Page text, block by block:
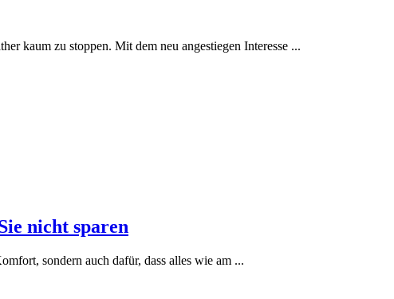
kaum zu stoppen. Mit dem neu angestiegen Interesse ...
nicht sparen
sondern auch dafür, dass alles wie am ...